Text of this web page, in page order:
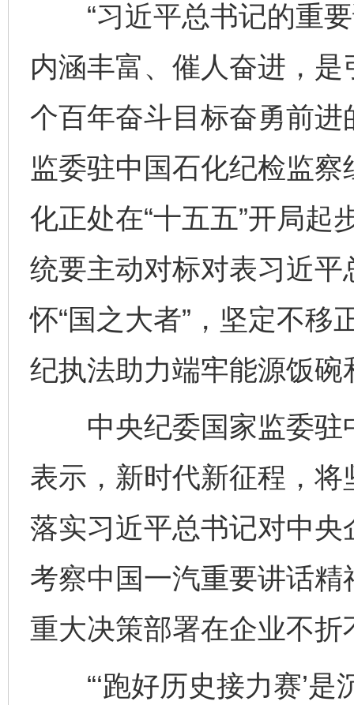
“习近平总书记的重要
内涵丰富、催人奋进，
个百年奋斗目标奋勇前进
监委驻中国石化纪检监
化正处在“十五五”开局起
统要主动对标对表习近
怀“国之大者”，坚定不移
纪执法助力端牢能源饭碗
中央纪委国家监委驻
表示，新时代新征程，
落实习近平总书记对中
考察中国一汽重要讲话
重大决策部署在企业不折
“‘跑好历史接力赛’是